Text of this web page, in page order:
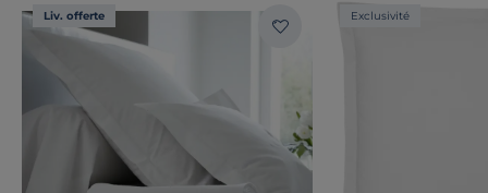
Liv. offerte Exclusivité